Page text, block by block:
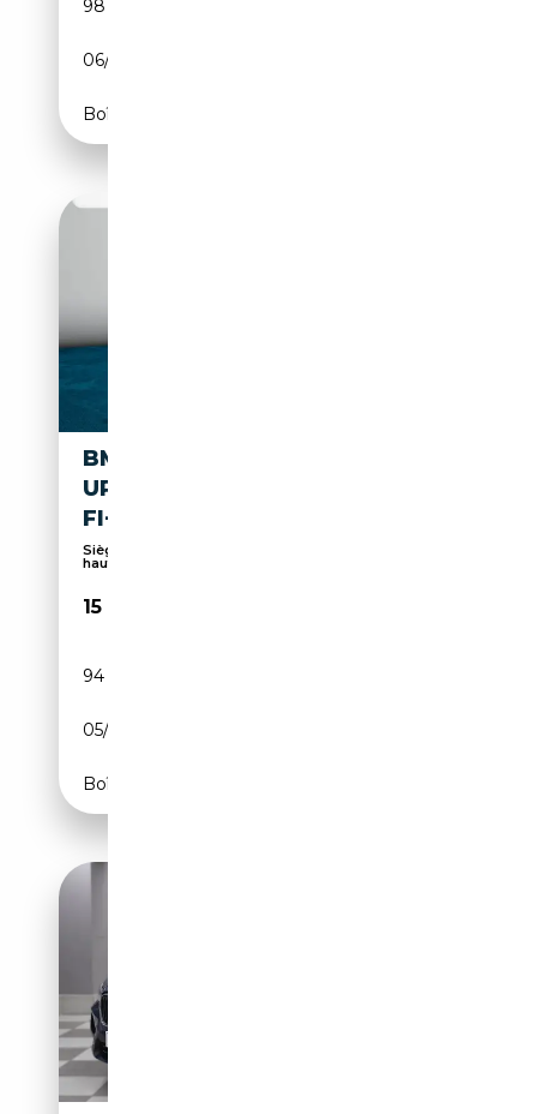
98 162 km
06/2014
Boîte manuelle
BMW X1 SDRIVE18I HEAD-
UP+AHK+NAVI+SHZ+KEYGO+HI
FI+LED
Sièges sport, Phares au LED, Affichage tête
haute,...
15 990€
94 476 km
05/2019
Boîte manuelle